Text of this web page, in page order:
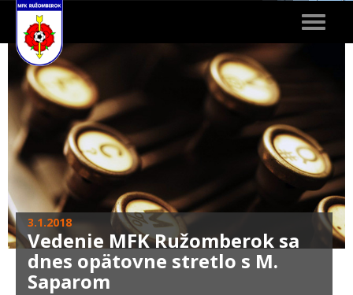
Toggle
3.1.2018
Vedenie MFK Ružomberok sa
dnes opätovne stretlo s M.
Saparom